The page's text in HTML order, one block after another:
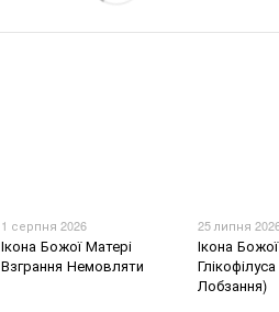
1 серпня 2026
Ікона Божої Матері
Взграння Немовляти
25 липня
Ікона
Лобзання)